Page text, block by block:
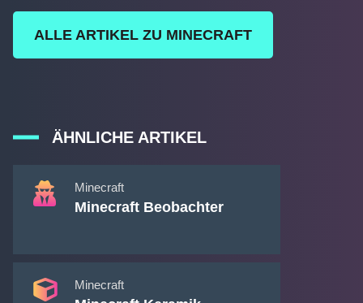
ALLE ARTIKEL ZU MINECRAFT
ÄHNLICHE ARTIKEL
Minecraft
Minecraft Beobachter
Minecraft